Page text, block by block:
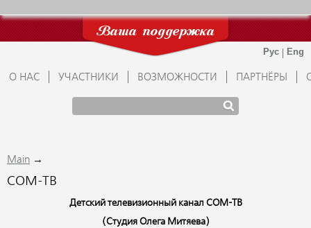
Ваша поддержка
О НАС УЧАСТНИКИ ВОЗМОЖНОСТИ ПАРТНЁРЫ
Main →
СОМ-ТВ
Детский телевизионный канал СОМ-ТВ
(Студия Олега Митяева)